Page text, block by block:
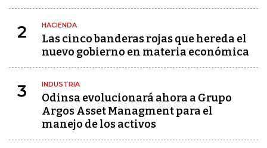
2 HACIENDA
Las cinco banderas rojas que hereda el
nuevo gobierno en materia económica
3 INDUSTRIA
Odinsa evolucionará ahora a Grupo
Argos Asset Managment para el
manejo de los activos